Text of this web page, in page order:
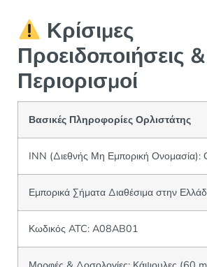
Κρίσιμες
Προειδοποιήσεις &
Περιορισμοί
Βασικές Πληροφορίες Ορλιστάτης
INN (Διεθνής Μη Εμπορική Ονομασία):
Εμπορικά Σήματα Διαθέσιμα στην
Κωδικός ATC: A08AB01